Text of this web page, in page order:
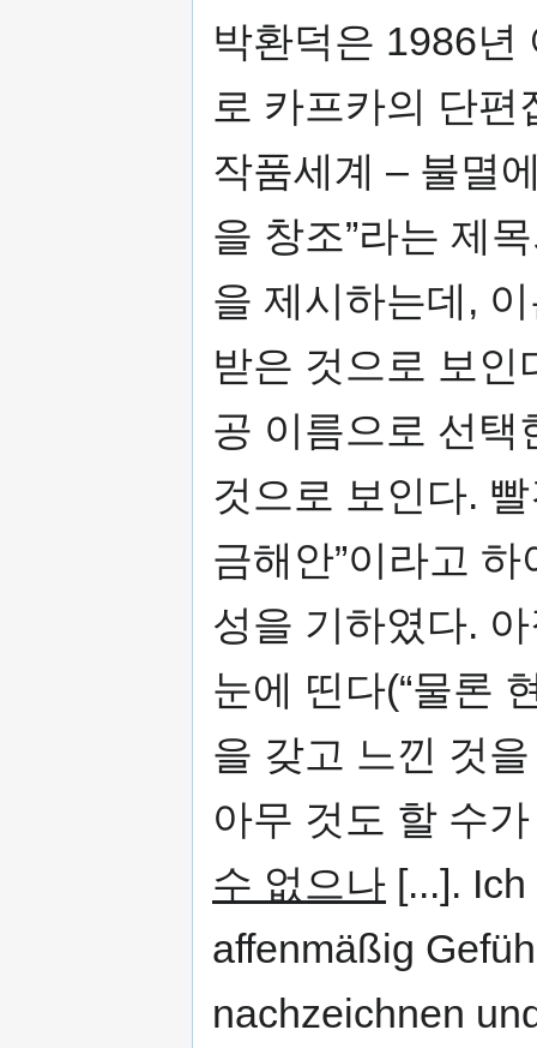
박환덕은 1986년
로 카프카의 단편
작품세계 – 불멸
을 창조”라는 제
을 제시하는데,
받은 것으로 보인
공 이름으로 선택
것으로 보인다.
금해안”이라고
성을 기하였다.
눈에 띤다(“물론
을 갖고 느낀 것
아무 것도 할 수
수 없으나 [...].
affenmäßig
nachzeichnen